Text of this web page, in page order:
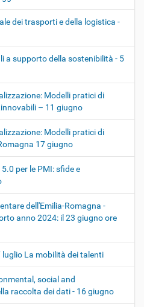
dei trasporti e della logistica -
a supporto della sostenibilità - 5
Modelli pratici di
– 11 giugno
Modelli pratici di
17 giugno
per le PMI: sfide e
dell'Emilia-Romagna -
anno 2024: il 23 giugno ore
luglio La mobilità dei talenti
social and
raccolta dei dati - 16 giugno